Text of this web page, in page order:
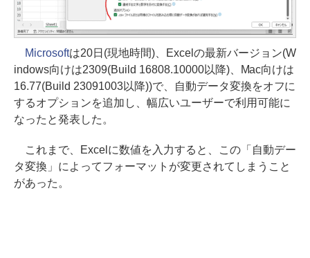
Microsoftは20日(現地時間)、Excelの最新バージョン(W
indows向けは2309(Build 16808.10000以降)、Mac向けは
16.77(Build 23091003以降))で、自動データ変換をオフに
するオプションを追加し、幅広いユーザーで利用可能に
なったと発表した。
これまで、Excelに数値を入力すると、この「自動デー
タ変換」によってフォーマットが変更されてしまうこと
があった。